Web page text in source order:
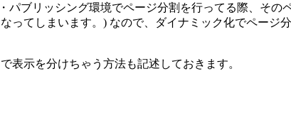
パブリッシング環境でページ分割を行ってる際、そ
ってしまいます。) なので、ダイナミック化でページ
表示を分けちゃう方法も記述しておきます。